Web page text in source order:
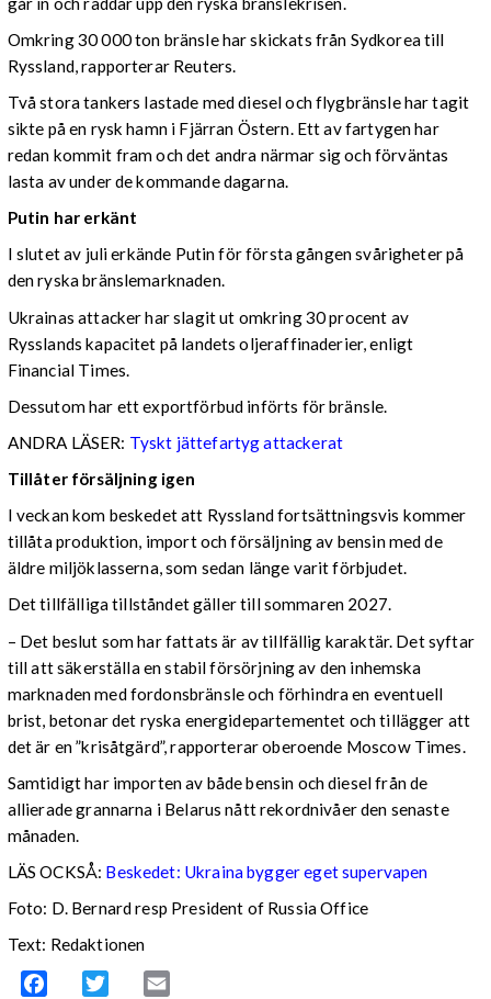
Omkring 30 000 ton bränsle har skickats från Sydkorea till
Ryssland, rapporterar Reuters.
Två stora tankers lastade med diesel och flygbränsle har tagit
sikte på en rysk hamn i Fjärran Östern. Ett av fartygen har
redan kommit fram och det andra närmar sig och förväntas
lasta av under de kommande dagarna.
Putin har erkänt
I slutet av juli erkände Putin för första gången svårigheter på
den ryska bränslemarknaden.
Ukrainas attacker har slagit ut omkring 30 procent av
Rysslands kapacitet på landets oljeraffinaderier, enligt
Financial Times.
Dessutom har ett exportförbud införts för bränsle.
ANDRA LÄSER: Tyskt jättefartyg attackerat
Tillåter försäljning igen
I veckan kom beskedet att Ryssland fortsättningsvis kommer
tillåta produktion, import och försäljning av bensin med de
äldre miljöklasserna, som sedan länge varit förbjudet.
Det tillfälliga tillståndet gäller till sommaren 2027.
– Det beslut som har fattats är av tillfällig karaktär. Det syftar
till att säkerställa en stabil försörjning av den inhemska
marknaden med fordonsbränsle och förhindra en eventuell
brist, betonar det ryska energidepartementet och tillägger att
det är en ”krisåtgärd”, rapporterar oberoende Moscow Times.
Samtidigt har importen av både bensin och diesel från de
allierade grannarna i Belarus nått rekordnivåer den senaste
månaden.
LÄS OCKSÅ: Beskedet: Ukraina bygger eget supervapen
Foto: D. Bernard resp President of Russia Office
Text: Redaktionen
Facebook Twitter